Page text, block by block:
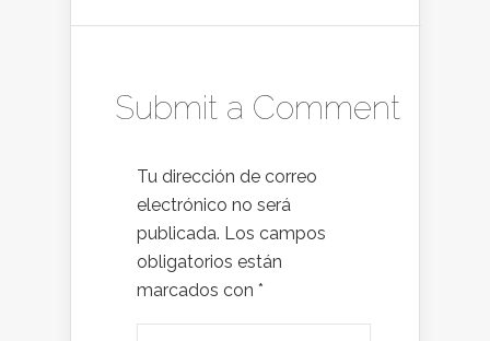
Submit a Comment
Tu dirección de correo
electrónico no será
publicada. Los campos
obligatorios están
marcados con *